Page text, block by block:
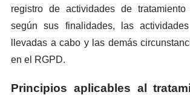
registro de actividades de tratamiento
según sus finalidades, las
llevadas a cabo y las demás
en el RGPD.
Principios aplicables al